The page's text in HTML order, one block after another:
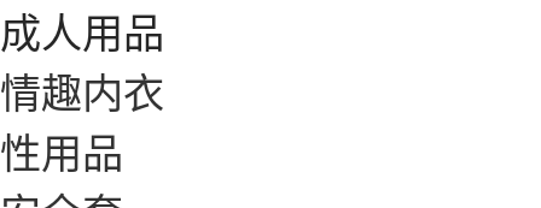
成人用品
情趣内衣
性用品